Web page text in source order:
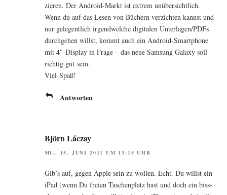
zie­ren. Der Android-Markt ist extrem unüber­sicht­lich.
Wenn du auf das Lesen von Büchern ver­zich­ten kannst und
nur gele­gent­lich irgend­wel­che digi­ta­len Unterlagen/PDFs
durch­ge­hen willst, kommt auch ein Android-Smart­phone
mit 4″-Display in Fra­ge – das neue Sam­sung Gala­xy soll
rich­tig gut sein.
Viel Spaß!
Antworten
Björn Láczay
MI., 15. JUNI 2011 UM 13:15 UHR
Gib’s auf, gegen Apple sein zu wol­len. Echt. Du willst ein
iPad (wenn Du frei­en Taschen­platz hast und doch ein biss­